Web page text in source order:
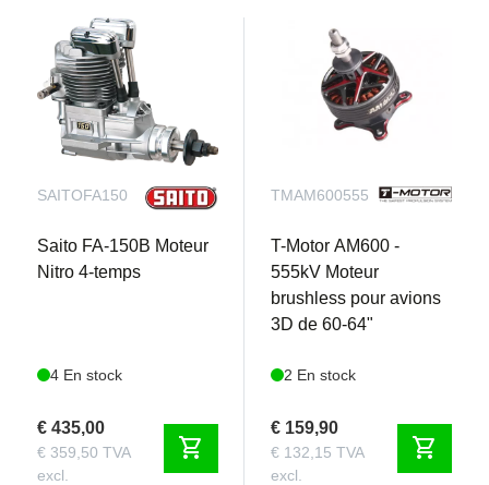
SAITOFA150
Saito FA-150B Moteur
Nitro 4-temps
4 En stock
€ 435,00
€ 359,50 TVA
excl.
shopping_cart
TMAM600555
T-Motor AM600 -
555kV Moteur
brushless pour avions
3D de 60-64"
2 En stock
€ 159,90
€ 132,15 TVA
excl.
shopping_cart